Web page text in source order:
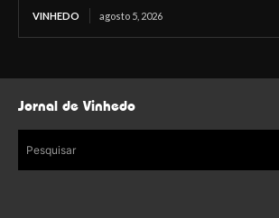
VINHEDO agosto 5, 2026
Jornal de Vinhedo
Pesquisar